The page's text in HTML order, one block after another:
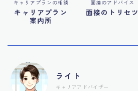
キャリアプランの相談
キャリアプラン
案内所
面接のアドバイス
面接のトリセツ
ライト
キャリアアドバイザー